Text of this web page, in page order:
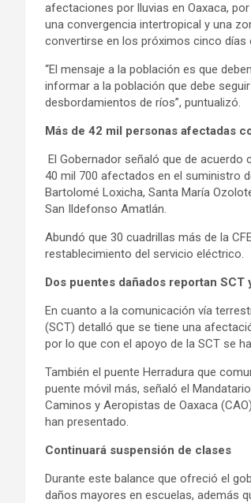
afectaciones por lluvias en Oaxaca,
una convergencia intertropical y una
convertirse en los próximos cinco días
“El mensaje a la población es que
informar a la población que debe
desbordamientos de ríos”, puntualizó.
Más de 42 mil personas afectadas
El Gobernador señaló que de acuerdo
40 mil 700 afectados en el suministro
Bartolomé Loxicha, Santa María
San Ildefonso Amatlán.
Abundó que 30 cuadrillas más de la
restablecimiento del servicio eléctrico.
Dos puentes dañados reportan SCT
En cuanto a la comunicación vía
(SCT) detalló que se tiene una
por lo que con el apoyo de la SCT se
También el puente Herradura que
puente móvil más, señaló el
Caminos y Aeropistas de Oaxaca
han presentado.
Continuará suspensión de clases
Durante este balance que ofreció el
daños mayores en escuelas, además